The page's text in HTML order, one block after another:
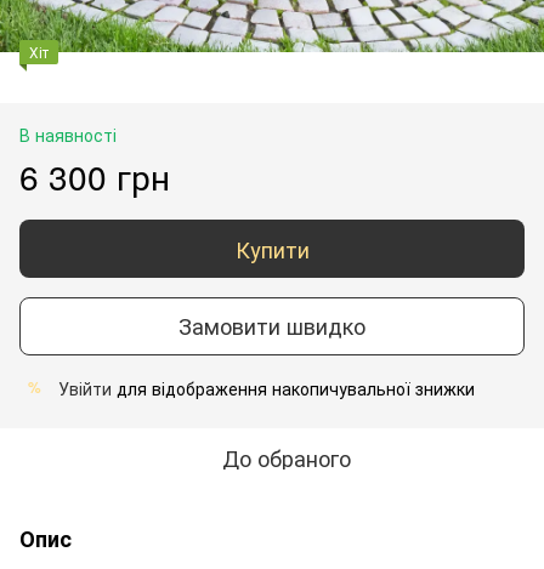
Хіт
В наявності
6 300 грн
Купити
Замовити швидко
% Увійти для відображення накопичувальної знижки
До обраного
Опис